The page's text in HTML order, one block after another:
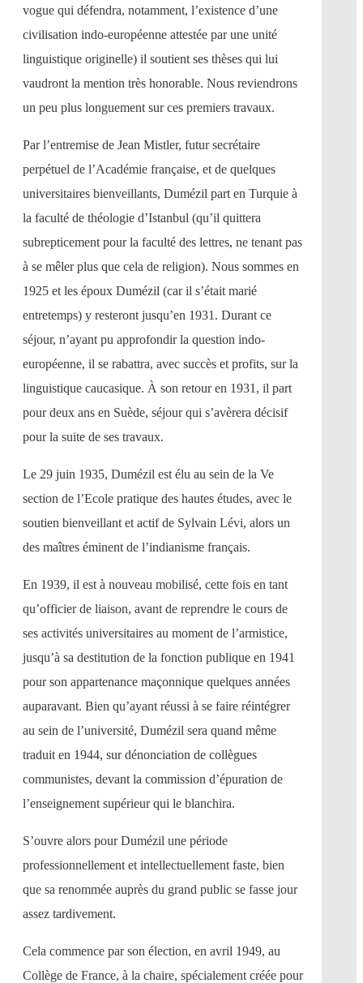
vogue qui défendra, notamment, l’existence d’une
civilisation indo-européenne attestée par une unité
linguistique originelle) il soutient ses thèses qui lui
vaudront la mention très honorable. Nous reviendrons
un peu plus longuement sur ces premiers travaux.
Par l’entremise de Jean Mistler, futur secrétaire
perpétuel de l’Académie française, et de quelques
universitaires bienveillants, Dumézil part en Turquie à
la faculté de théologie d’Istanbul (qu’il quittera
subrepticement pour la faculté des lettres, ne tenant pas
à se mêler plus que cela de religion). Nous sommes en
1925 et les époux Dumézil (car il s’était marié
entretemps) y resteront jusqu’en 1931. Durant ce
séjour, n’ayant pu approfondir la question indo-
européenne, il se rabattra, avec succès et profits, sur la
linguistique caucasique. À son retour en 1931, il part
pour deux ans en Suède, séjour qui s’avèrera décisif
pour la suite de ses travaux.
Le 29 juin 1935, Dumézil est élu au sein de la Ve
section de l’Ecole pratique des hautes études, avec le
soutien bienveillant et actif de Sylvain Lévi, alors un
des maîtres éminent de l’indianisme français.
En 1939, il est à nouveau mobilisé, cette fois en tant
qu’officier de liaison, avant de reprendre le cours de
ses activités universitaires au moment de l’armistice,
jusqu’à sa destitution de la fonction publique en 1941
pour son appartenance maçonnique quelques années
auparavant. Bien qu’ayant réussi à se faire réintégrer
au sein de l’université, Dumézil sera quand même
traduit en 1944, sur dénonciation de collègues
communistes, devant la commission d’épuration de
l’enseignement supérieur qui le blanchira.
S’ouvre alors pour Dumézil une période
professionnellement et intellectuellement faste, bien
que sa renommée auprès du grand public se fasse jour
assez tardivement.
Cela commence par son élection, en avril 1949, au
Collège de France, à la chaire, spécialement créée pour